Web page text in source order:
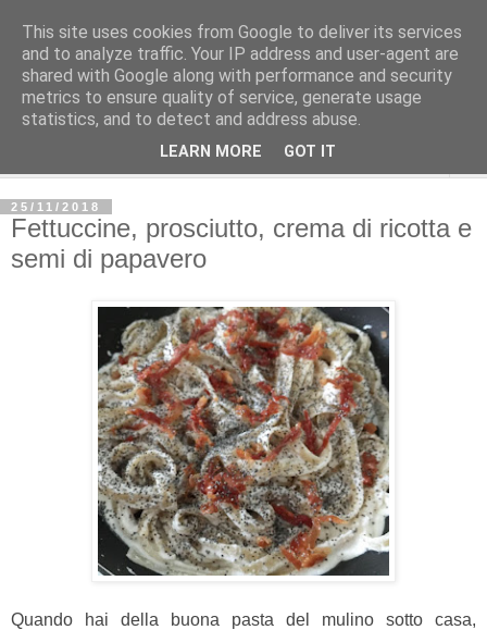
25/11/2018
Fettuccine, prosciutto, crema di ricotta e
semi di papavero
Quando hai della buona pasta del mulino sotto casa,
This site uses cookies from Google to deliver its services
and to analyze traffic. Your IP address and user-agent are
shared with Google along with performance and security
metrics to ensure quality of service, generate usage
statistics, and to detect and address abuse.
LEARN MORE GOT IT